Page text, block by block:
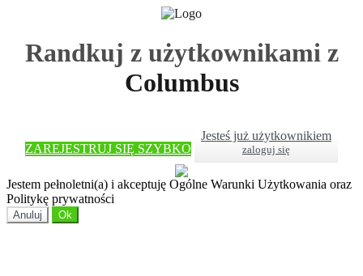
Randkuj z użytkownikami z
Columbus
ZAREJESTRUJ SIĘ SZYBKO
Jesteś już użytkownikiem
zaloguj się
Jestem pełnoletni(a) i akceptuję Ogólne Warunki Użytkowania oraz
Politykę prywatności
Anuluj Ok